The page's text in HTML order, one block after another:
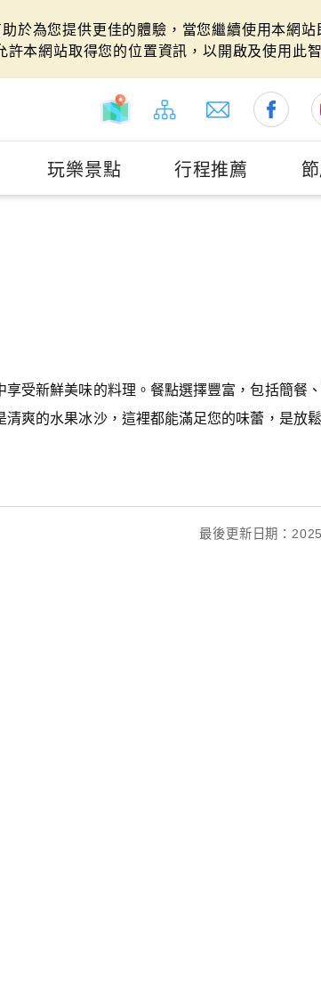
於為您提供更佳的體驗，當您繼續使用本網
本網站取得您的位置資訊，以開啟及使用此
玩樂景點 行程推薦
受新鮮美味的料理。餐點選擇豐富，包括簡餐、
爽的水果冰沙，這裡都能滿足您的味蕾，是放鬆
最後更新日期：